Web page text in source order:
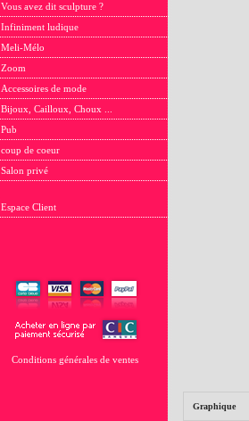
Vous avez dit sculpture ?
Infiniment ludique
Meli-Mélo
Zoom
Accessoires de mode
Bijoux, Cailloux, Choux ...
Pub
coup de coeur
Salon privé
Espace Client
Conditions générales de ventes
Graphique